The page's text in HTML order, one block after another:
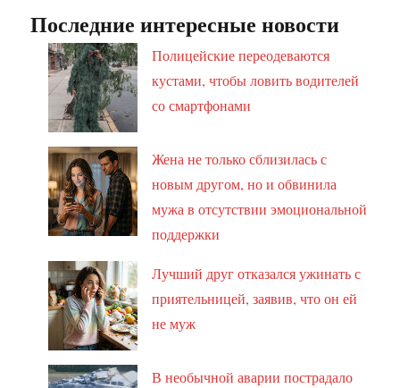
Последние интересные новости
Полицейские переодеваются
кустами, чтобы ловить водителей
со смартфонами
Жена не только сблизилась с
новым другом, но и обвинила
мужа в отсутствии эмоциональной
поддержки
Лучший друг отказался ужинать с
приятельницей, заявив, что он ей
не муж
В необычной аварии пострадало